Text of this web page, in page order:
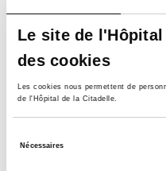
Le site de
des cookies
Les cookies nous permettent de
de l'Hôpital de la Citadelle.
Nécessaires
Dr Jacques
Cardiologue